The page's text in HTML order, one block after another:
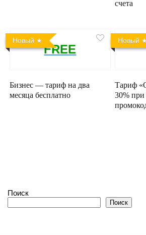
счета
Новый
FREE
Бизнес — тариф на два
месяца бесплатно
Новый
Тариф
30% при
Поиск
Поиск